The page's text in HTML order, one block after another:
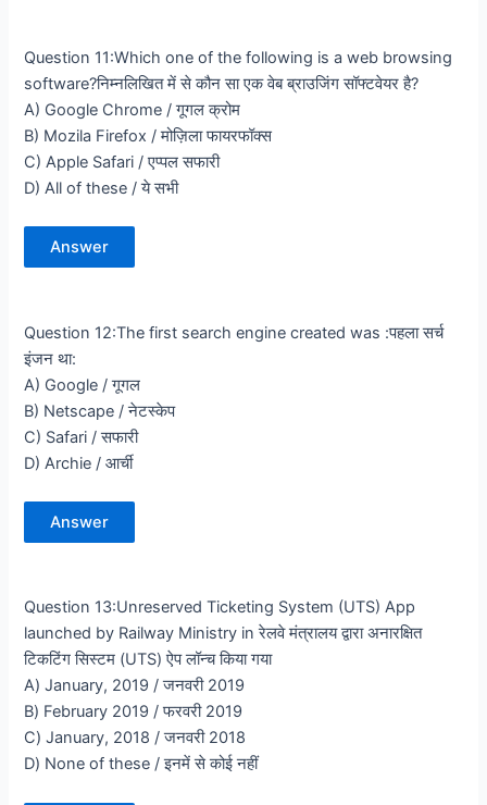
Question 11:Which one of the following is a web browsing
software?निम्नलिखित में से कौन सा एक वेब ब्राउजिंग सॉफ्टवेयर है?
A) Google Chrome / गूगल क्रोम
B) Mozila Firefox / मोज़िला फायरफॉक्स
C) Apple Safari / एप्पल सफारी
D) All of these / ये सभी
Answer
Question 12:The first search engine created was :पहला सर्च
इंजन था:
A) Google / गूगल
B) Netscape / नेटस्केप
C) Safari / सफारी
D) Archie / आर्ची
Answer
Question 13:Unreserved Ticketing System (UTS) App
launched by Railway Ministry in रेलवे मंत्रालय द्वारा अनारक्षित
टिकटिंग सिस्टम (UTS) ऐप लॉन्च किया गया
A) January, 2019 / जनवरी 2019
B) February 2019 / फरवरी 2019
C) January, 2018 / जनवरी 2018
D) None of these / इनमें से कोई नहीं